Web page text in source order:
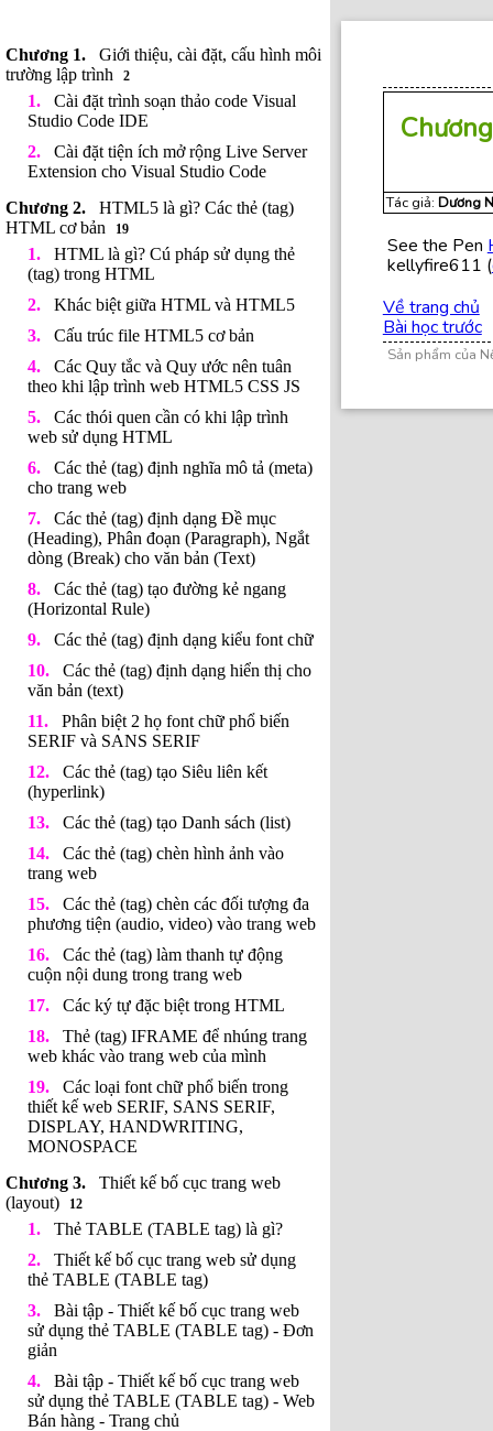
Giới thiệu, cài đặt, cấu hình môi
trường lập trình
2
Cài đặt trình soạn thảo code Visual
Studio Code IDE
Cài đặt tiện ích mở rộng Live Server
Extension cho Visual Studio Code
HTML5 là gì? Các thẻ (tag)
HTML cơ bản
19
HTML là gì? Cú pháp sử dụng thẻ
(tag) trong HTML
Khác biệt giữa HTML và HTML5
Cấu trúc file HTML5 cơ bản
Các Quy tắc và Quy ước nên tuân
theo khi lập trình web HTML5 CSS JS
Các thói quen cần có khi lập trình
web sử dụng HTML
Các thẻ (tag) định nghĩa mô tả (meta)
cho trang web
Các thẻ (tag) định dạng Đề mục
(Heading), Phân đoạn (Paragraph), Ngắt
dòng (Break) cho văn bản (Text)
Các thẻ (tag) tạo đường kẻ ngang
(Horizontal Rule)
Các thẻ (tag) định dạng kiểu font chữ
Các thẻ (tag) định dạng hiển thị cho
văn bản (text)
Phân biệt 2 họ font chữ phổ biến
SERIF và SANS SERIF
Các thẻ (tag) tạo Siêu liên kết
(hyperlink)
Các thẻ (tag) tạo Danh sách (list)
Các thẻ (tag) chèn hình ảnh vào
trang web
Các thẻ (tag) chèn các đối tượng đa
phương tiện (audio, video) vào trang web
Các thẻ (tag) làm thanh tự động
cuộn nội dung trong trang web
Các ký tự đặc biệt trong HTML
Thẻ (tag) IFRAME để nhúng trang
web khác vào trang web của mình
Các loại font chữ phổ biến trong
thiết kế web SERIF, SANS SERIF,
DISPLAY, HANDWRITING,
MONOSPACE
Thiết kế bố cục trang web
(layout)
12
Thẻ TABLE (TABLE tag) là gì?
Thiết kế bố cục trang web sử dụng
thẻ TABLE (TABLE tag)
Bài tập - Thiết kế bố cục trang web
sử dụng thẻ TABLE (TABLE tag) - Đơn
giản
Bài tập - Thiết kế bố cục trang web
sử dụng thẻ TABLE (TABLE tag) - Web
Bán hàng - Trang chủ
Tác giả: Dương
See the Pen
kellyfire611 (
Về trang chủ
Bài học trước
Sản phẩm của